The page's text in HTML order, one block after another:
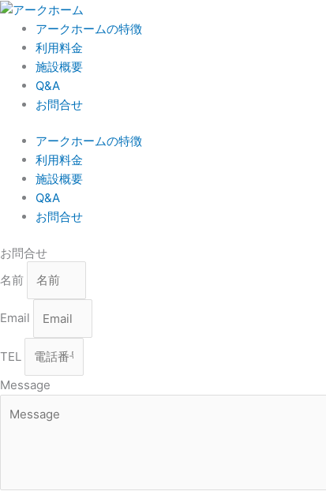
内
アークホームの特徴
利用料金
施設概要
Q&A
お問合せ
アークホームの特徴
利用料金
施設概要
Q&A
お問合せ
お問合せ
名前
Email
TEL
Message